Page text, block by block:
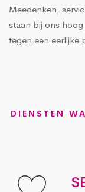
Meedenken,
staan bij ons
tegen een eerlijke
DIENSTEN